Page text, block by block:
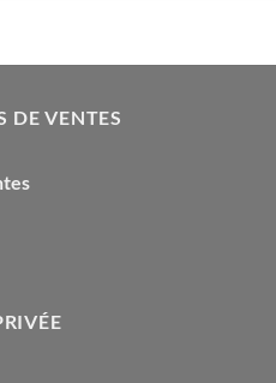
DE VENTES